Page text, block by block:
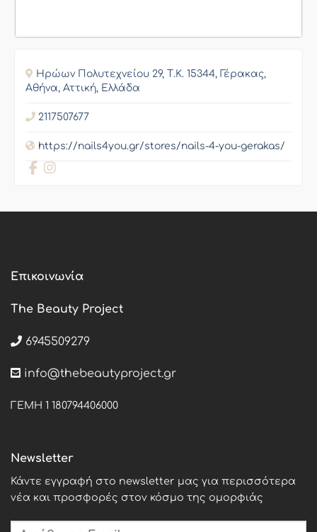
Ηρώων Πολυτεχνείου 29, Τ.Κ. 15344, Γέρακας,
Αθήνα, Αττική, Ελλάδα
2117507677
https://nails4you.gr/stores/nails-4-you-gerakas/
Επικοινωνία
The Beauty Project
6945509279
info@thebeautyproject.gr
ΓΕΜΗ 1 180794406000
Newsletter
Κάντε εγγραφή στο newsletter μας για περισσότερα
νέα και προσφορές στον κόσμο της ομορφιάς